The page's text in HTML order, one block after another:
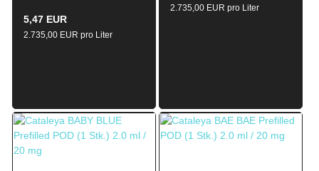
5,47 EUR
2.735,00 EUR pro Liter
2.735,00 EUR pro Liter